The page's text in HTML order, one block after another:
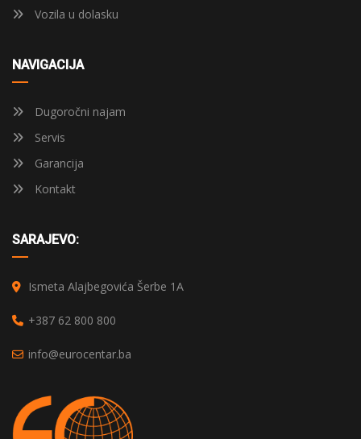
Vozila u dolasku
NAVIGACIJA
Dugoročni najam
Servis
Garancija
Kontakt
SARAJEVO:
Ismeta Alajbegovića Šerbe 1A
+387 62 800 800
info@eurocentar.ba